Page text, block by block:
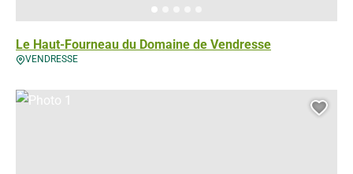
Le Haut-Fourneau du Domaine de Vendresse
VENDRESSE
Photo 1, © Droits libres